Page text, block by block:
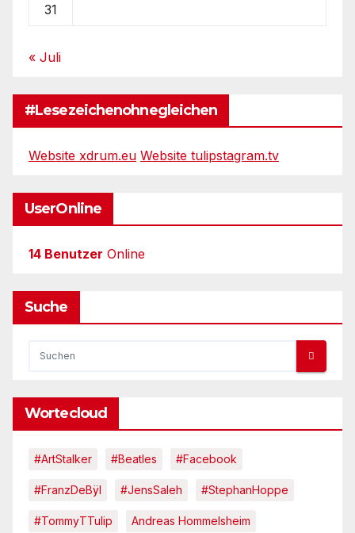
31
« Juli
#Lesezeichenohnegleichen
Website xdrum.eu Website tulipstagram.tv
UserOnline
14 Benutzer Online
Suche
Wortecloud
#ArtStalker #Beatles #Facebook
#FranzDeBÿl #JensSaleh #StephanHoppe
#TommyTTulip Andreas Hommelsheim